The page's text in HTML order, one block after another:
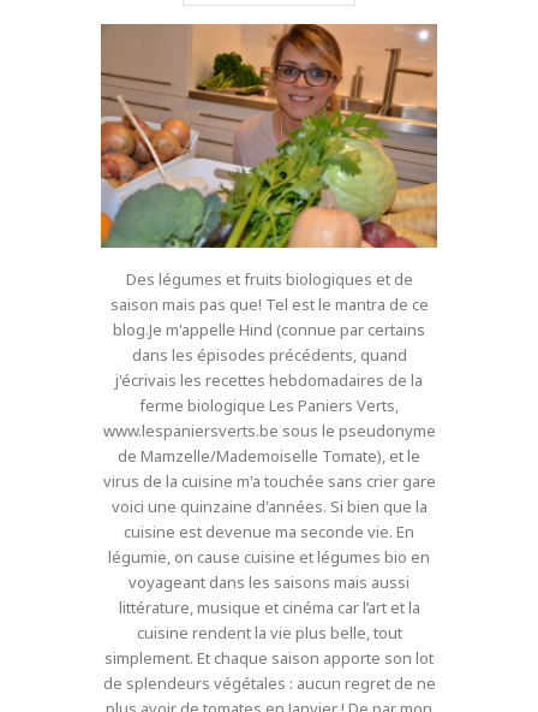
Des légumes et fruits biologiques et de
saison mais pas que! Tel est le mantra de ce
blog.Je m'appelle Hind (connue par certains
dans les épisodes précédents, quand
j'écrivais les recettes hebdomadaires de la
ferme biologique Les Paniers Verts,
www.lespaniersverts.be sous le pseudonyme
de Mamzelle/Mademoiselle Tomate), et le
virus de la cuisine m'a touchée sans crier gare
voici une quinzaine d'années. Si bien que la
cuisine est devenue ma seconde vie. En
légumie, on cause cuisine et légumes bio en
voyageant dans les saisons mais aussi
littérature, musique et cinéma car l’art et la
cuisine rendent la vie plus belle, tout
simplement. Et chaque saison apporte son lot
de splendeurs végétales : aucun regret de ne